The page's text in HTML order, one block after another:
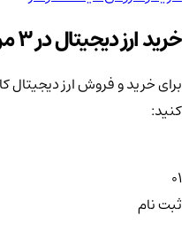
خرید ارز دیجیتال در 3 مرحله ساده
برای خرید و فروش ارز دیجیتال
کنید:
01
ثبت نام